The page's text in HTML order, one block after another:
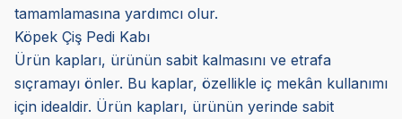
tamamlamasına yardımcı olur.
Köpek Çiş Pedi Kabı
Ürün kapları, ürünün sabit kalmasını ve etrafa
sıçramayı önler. Bu kaplar, özellikle iç mekân kullanımı
için idealdir. Ürün kapları, ürünün yerinde sabit